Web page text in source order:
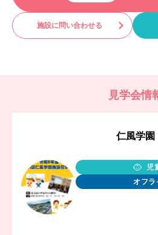
施設に問い合わせる
見学会情
仁風学園
児
オフラ